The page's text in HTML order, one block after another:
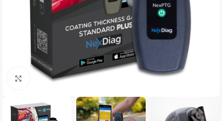
Clique para ampliar